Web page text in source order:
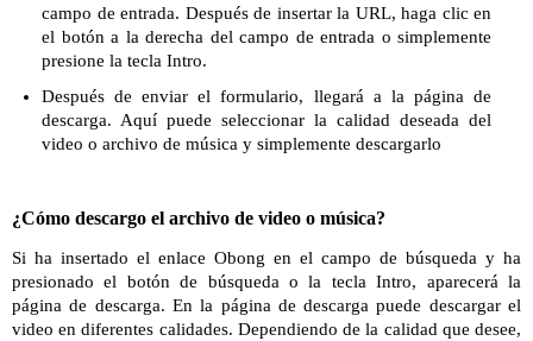
campo de entrada. Después de insertar la URL, haga clic en
el botón a la derecha del campo de entrada o simplemente
presione la tecla Intro.
Después de enviar el formulario, llegará a la página de
descarga. Aquí puede seleccionar la calidad deseada del
video o archivo de música y simplemente descargarlo
¿Cómo descargo el archivo de video o música?
Si ha insertado el enlace Obong en el campo de búsqueda y ha
presionado el botón de búsqueda o la tecla Intro, aparecerá la
página de descarga. En la página de descarga puede descargar el
video en diferentes calidades. Dependiendo de la calidad que desee,